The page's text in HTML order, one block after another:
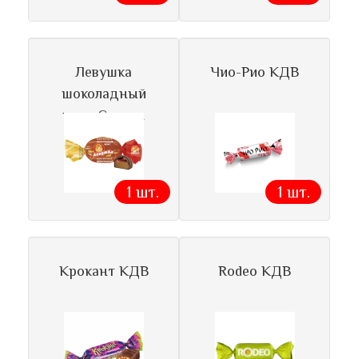
Левушка
шоколадный
ирис Славян
1 шт.
Чио-Рио КДВ
1 шт.
Крокант КДВ Rodeo КДВ